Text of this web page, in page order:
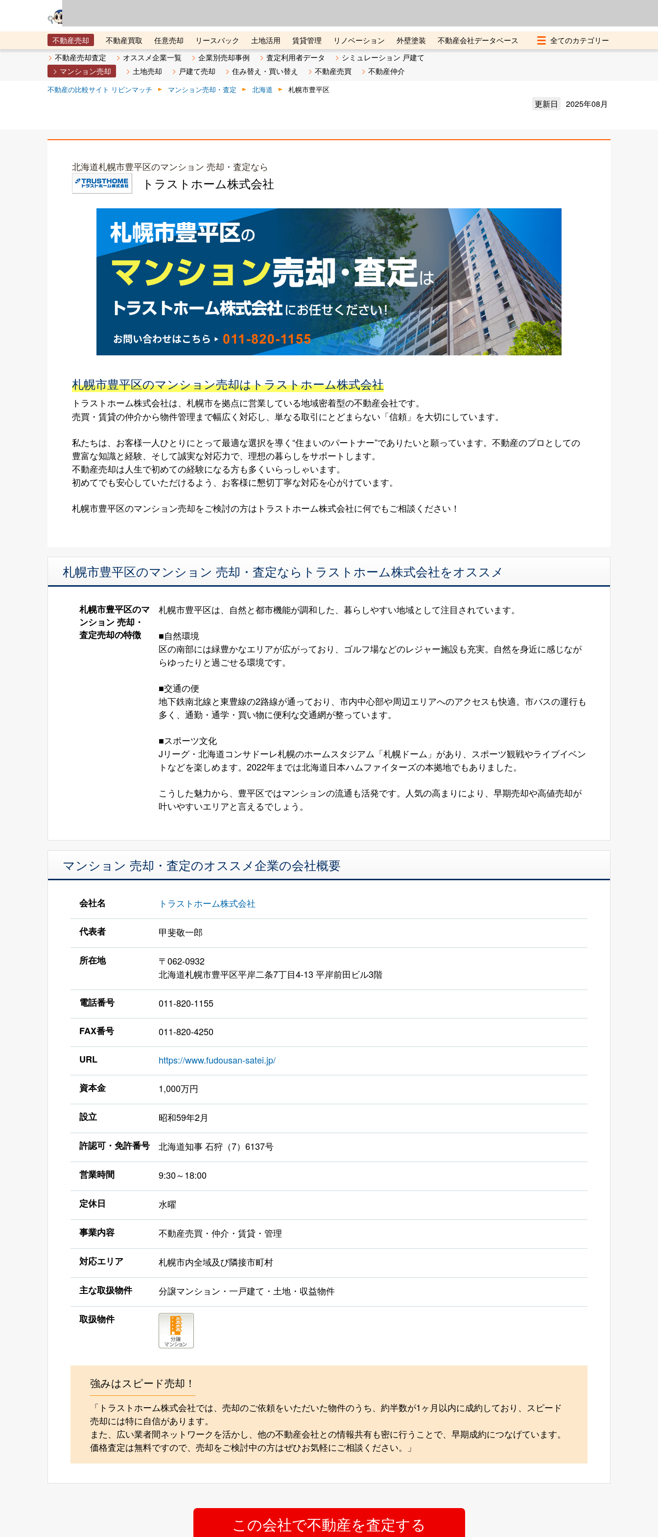
不動産売却 不動産買取 任意売却 リースバック 土地活用 賃貸管理 リノベーション 外壁塗装
不動産会社データベース
メタ住宅展示場
ベスト不動産カンパニー オンライン講座 リビンマガジンBiz 不動産売却ご相談デスク
不動産売却査定 オススメ企業一覧 企業別売却事例 査定利用者データ
シミュレーション 戸建て
マンション売却
土地売却 戸建て売却 住み替え・買い替え 不動産売買 不動産仲介
不動産の比較サイト リビンマッチ マンション売却・査定 北海道 札幌市豊平区
更新日 2025年08月
北海道札幌市豊平区のマンション 売却・査定なら
トラストホーム株式会社
札幌市豊平区のマンション売却はトラストホーム株式会社
トラストホーム株式会社は、札幌市を拠点に営業している地域密着型の不動産会社です。
売買・賃貸の仲介から物件管理まで幅広く対応し、単なる取引にとどまらない「信頼」を大切にしています。
私たちは、お客様一人ひとりにとって最適な選択を導く“住まいのパートナー”でありたいと願っています。不動産のプロとしての
豊富な知識と経験、そして誠実な対応力で、理想の暮らしをサポートします。
不動産売却は人生で初めての経験になる方も多くいらっしゃいます。
初めてでも安心していただけるよう、お客様に懇切丁寧な対応を心がけています。
札幌市豊平区のマンション売却をご検討の方はトラストホーム株式会社に何でもご相談ください！
札幌市豊平区のマンション 売却・査定ならトラストホーム株式会社をオススメ
札幌市豊平区のマ
ンション 売却・
査定売却の特徴
札幌市豊平区は、自然と都市機能が調和した、暮らしやすい地域として注目されています。
■自然環境
区の南部には緑豊かなエリアが広がっており、ゴルフ場などのレジャー施設も充実。自然を身近に感じなが
らゆったりと過ごせる環境です。
■交通の便
地下鉄南北線と東豊線の2路線が通っており、市内中心部や周辺エリアへのアクセスも快適。市バスの運行も
多く、通勤・通学・買い物に便利な交通網が整っています。
■スポーツ文化
Jリーグ・北海道コンサドーレ札幌のホームスタジアム「札幌ドーム」があり、スポーツ観戦やライブイベン
トなどを楽しめます。2022年までは北海道日本ハムファイターズの本拠地でもありました。
こうした魅力から、豊平区ではマンションの流通も活発です。人気の高まりにより、早期売却や高値売却が
叶いやすいエリアと言えるでしょう。
マンション 売却・査定のオススメ企業の会社概要
会社名 トラストホーム株式会社
代表者 甲斐敬一郎
所在地
〒062-0932
北海道札幌市豊平区平岸二条7丁目4-13 平岸前田ビル3階
電話番号 011-820-1155
FAX番号 011-820-4250
URL https://www.fudousan-satei.jp/
資本金 1,000万円
設立 昭和59年2月
許認可・免許番号 北海道知事 石狩（7）6137号
営業時間 9:30～18:00
定休日 水曜
事業内容 不動産売買・仲介・賃貸・管理
対応エリア 札幌市内全域及び隣接市町村
主な取扱物件 分譲マンション・一戸建て・土地・収益物件
取扱物件
強みはスピード売却！
「トラストホーム株式会社では、売却のご依頼をいただいた物件のうち、約半数が1ヶ月以内に成約しており、スピード
売却には特に自信があります。
また、広い業者間ネットワークを活かし、他の不動産会社との情報共有も密に行うことで、早期成約につなげています。
価格査定は無料ですので、売却をご検討中の方はぜひお気軽にご相談ください。」